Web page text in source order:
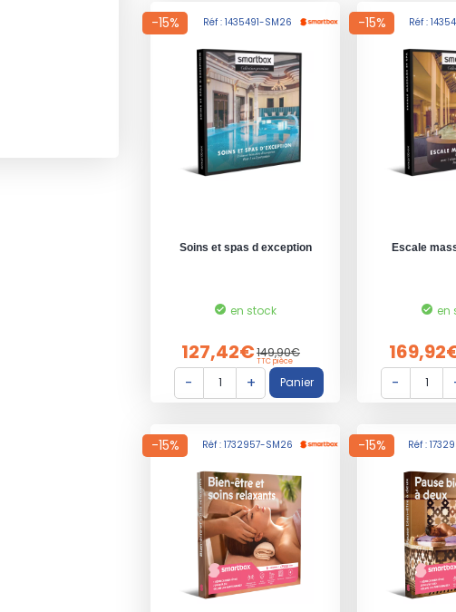
-15% Réf : 1435491-SM26
Soins et spas d exception
en stock
127,42€149,90€
TTC pièce
-15% Réf :
Escale
en
-15% Réf : 1732957-SM26 -15% Réf :